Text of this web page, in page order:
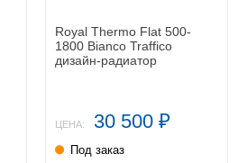
Royal Thermo Flat 500-
1800 Bianco Traffico
дизайн-радиатор
ЦЕНА: 30 500 ₽
Под заказ